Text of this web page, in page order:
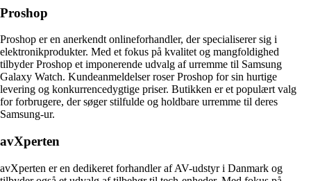
Proshop
Proshop er en anerkendt onlineforhandler, der specialiserer sig i
elektronikprodukter. Med et fokus på kvalitet og mangfoldighed
tilbyder Proshop et imponerende udvalg af urremme til Samsung
Galaxy Watch. Kundeanmeldelser roser Proshop for sin hurtige
levering og konkurrencedygtige priser. Butikken er et populært valg
for forbrugere, der søger stilfulde og holdbare urremme til deres
Samsung-ur.
avXperten
avXperten er en dedikeret forhandler af AV-udstyr i Danmark og